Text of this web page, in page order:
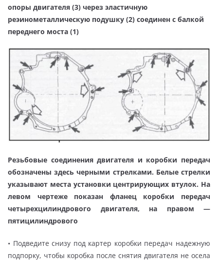
опоры двигателя (3) через эластичную
реэинометаллическую подушку (2) соединен с балкой
переднего моста (1)
Резьбовые соединения двигателя и коробки передач
обозначены здесь черными стрелками. Белые стрелки
указывают места установки центрирующих втулок. На
левом чертеже показан фланец коробки передач
четырехцилиндрового двигателя, на правом —
пятицилиндрового
• Подведите снизу под картер коробки передач надежную
подпорку, чтобы коробка после снятия двигателя не осела